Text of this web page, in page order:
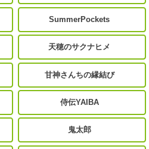
SummerPockets
天穂のサクナヒメ
甘神さんちの縁結び
侍伝YAIBA
鬼太郎